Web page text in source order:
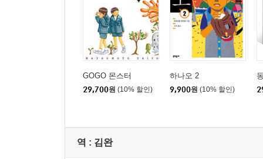
GOGO 몬스터
29,700원 (10% 할인)
하나오 2
9,900원 (10% 할인)
역 : 김완